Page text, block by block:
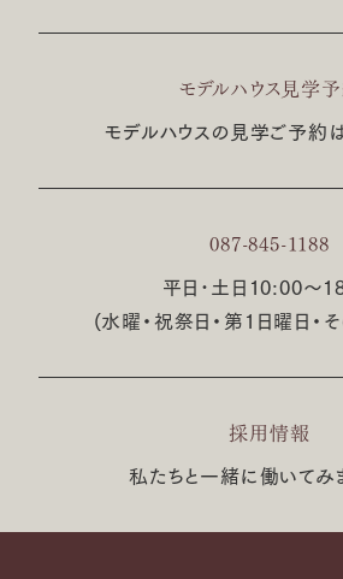
モデルハウス見学
モデルハウスの見学ご予約
087-845-1188
平日･土日10:00〜
(水曜・祝祭日・第1日曜日・
採用情報
私たちと一緒に働いてみ